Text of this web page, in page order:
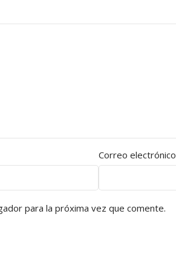
Correo electrónico
para la próxima vez que comente.